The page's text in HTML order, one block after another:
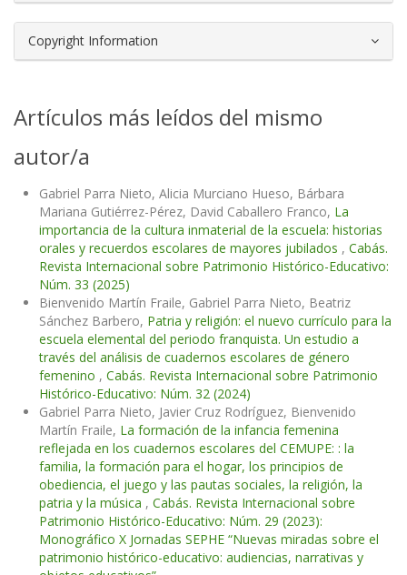
Copyright Information
Artículos más leídos del mismo
autor/a
Gabriel Parra Nieto, Alicia Murciano Hueso, Bárbara
Mariana Gutiérrez-Pérez, David Caballero Franco, La
importancia de la cultura inmaterial de la escuela: historias
orales y recuerdos escolares de mayores jubilados , Cabás.
Revista Internacional sobre Patrimonio Histórico-Educativo:
Núm. 33 (2025)
Bienvenido Martín Fraile, Gabriel Parra Nieto, Beatriz
Sánchez Barbero, Patria y religión: el nuevo currículo para la
escuela elemental del periodo franquista. Un estudio a
través del análisis de cuadernos escolares de género
femenino , Cabás. Revista Internacional sobre Patrimonio
Histórico-Educativo: Núm. 32 (2024)
Gabriel Parra Nieto, Javier Cruz Rodríguez, Bienvenido
Martín Fraile, La formación de la infancia femenina
reflejada en los cuadernos escolares del CEMUPE: : la
familia, la formación para el hogar, los principios de
obediencia, el juego y las pautas sociales, la religión, la
patria y la música , Cabás. Revista Internacional sobre
Patrimonio Histórico-Educativo: Núm. 29 (2023):
Monográfico X Jornadas SEPHE “Nuevas miradas sobre el
patrimonio histórico-educativo: audiencias, narrativas y